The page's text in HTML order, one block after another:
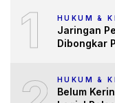
1 HUKUM &
Jaringan
Dibongkar
HUKUM &
Belum